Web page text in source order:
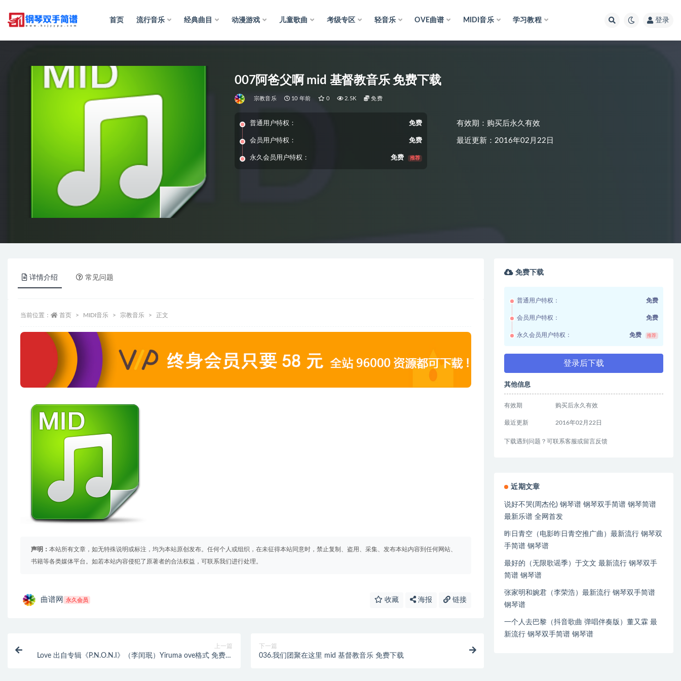
首页 流行音乐 经典曲目 动漫游戏 儿童歌曲 考级专区 轻音乐 OVE曲谱 MIDI音乐 学习教程 登录
007阿爸父啊 mid 基督教音乐 免费下载
宗教音乐 10 年前 0 2.5K 免费
普通用户特权： 免费
会员用户特权： 免费
永久会员用户特权： 免费 推荐
有效期：购买后永久有效
最近更新：2016年02月22日
详情介绍 常见问题
当前位置： 首页 MIDI音乐 宗教音乐 正文
声明： 本站所有文章，如无特殊说明或标注，均为本站原创发布。任何个人或组织，在未征得本站同意时，禁止复制、盗用、采集、发布本站内容到任何网站、
书籍等各类媒体平台。如若本站内容侵犯了原著者的合法权益，可联系我们进行处理。
曲谱网 永久会员 收藏 海报 链接
上一篇
Love 出自专辑《P.N.O.N.I》（李闰珉）Yiruma ove格式 免费下
下一篇
036.我们团聚在这里 mid 基督教音乐 免费下载
免费下载
普通用户特权： 免费
会员用户特权： 免费
永久会员用户特权： 免费 推荐
登录后下载
其他信息
有效期 购买后永久有效
最近更新 2016年02月22日
下载遇到问题？可联系客服或留言反馈
近期文章
说好不哭(周杰伦) 钢琴谱 钢琴双手简谱 钢琴简谱
最新乐谱 全网首发
昨日青空（电影昨日青空推广曲）最新流行 钢琴双
手简谱 钢琴谱
最好的（无限歌谣季）于文文 最新流行 钢琴双手
简谱 钢琴谱
张家明和婉君（李荣浩）最新流行 钢琴双手简谱
钢琴谱
一个人去巴黎（抖音歌曲 弹唱伴奏版）董又霖 最
新流行 钢琴双手简谱 钢琴谱